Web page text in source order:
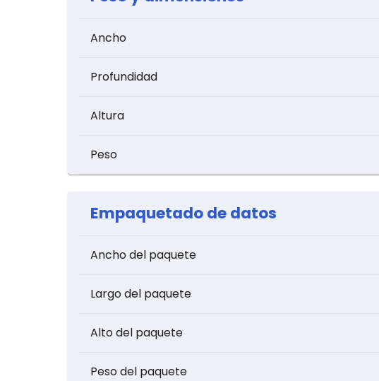
Ancho
Profundidad
Altura
Peso
Empaquetado de datos
Ancho del paquete
Largo del paquete
Alto del paquete
Peso del paquete